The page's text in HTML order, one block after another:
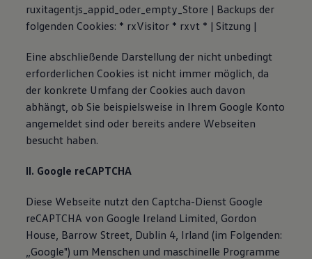
ruxitagentjs_appid_oder_empty_Store | Backups der
folgenden Cookies: * rxVisitor * rxvt * | Sitzung |
Eine abschließende Darstellung der nicht unbedingt
erforderlichen Cookies ist nicht immer möglich, da
der konkrete Umfang der Cookies auch davon
abhängt, ob Sie beispielsweise in Ihrem Google Konto
angemeldet sind oder bereits andere Webseiten
besucht haben.
II. Google reCAPTCHA
Diese Webseite nutzt den Captcha-Dienst Google
reCAPTCHA von Google Ireland Limited, Gordon
House, Barrow Street, Dublin 4, Irland (im Folgenden:
„Google") um Menschen und maschinelle Programme